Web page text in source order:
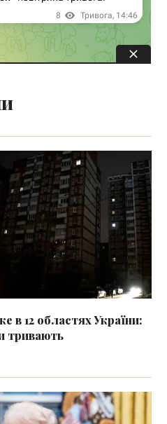
в 12 областях України:
тривають